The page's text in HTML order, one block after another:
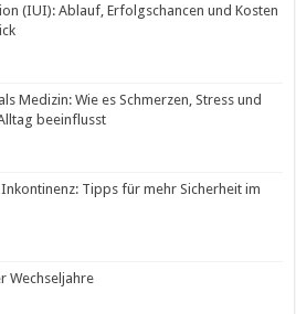
(IUI): Ablauf, Erfolgschancen und Kosten
Medizin: Wie es Schmerzen, Stress und
beeinflusst
Tipps für mehr Sicherheit im
Wechseljahre